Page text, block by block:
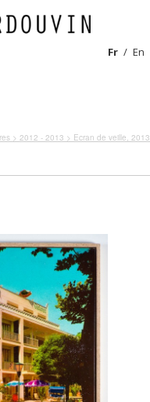
Fr En
> 2012 - 2013 > Ecran de veille, 2013